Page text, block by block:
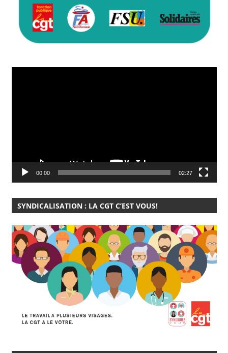
00:00 02:27
SYNDICALISATION : LA CGT C’EST VOUS!